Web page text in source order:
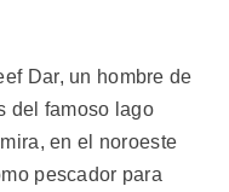
Dar, un hombre de
del famoso lago
en el noroeste
pescador para